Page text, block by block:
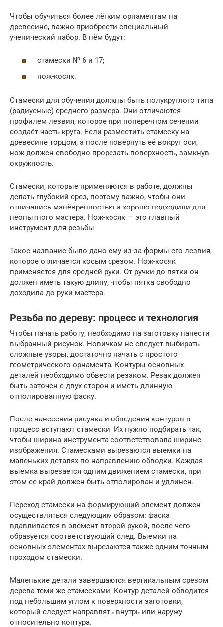
Чтобы обучиться более лёгким орнаментам на
древесине, важно приобрести специальный
ученический набор. В нём будут:
стамески № 6 и 17;
нож-косяк.
Стамески для обучения должны быть полукруглого типа
(радиусные) среднего размера. Они отличаются
профилем лезвия, которое при поперечном сечении
создаёт часть круга. Если разместить стамеску на
древесине торцом, а после повернуть её вокруг оси,
нож должен свободно прорезать поверхность, замкнув
окружность.
Стамески, которые применяются в работе, должны
делать глубокий срез, поэтому важно, чтобы они
отличались манёвренностью и хорошо подходили для
неопытного мастера. Нож-косяк — это главный
инструмент для резьбы
Такое название было дано ему из-за формы его лезвия,
которое отличается косым срезом. Нож-косяк
применяется для средней руки. От ручки до пятки он
должен иметь такую длину, чтобы пятка свободно
доходила до руки мастера.
Резьба по дереву: процесс и технология
Чтобы начать работу, необходимо на заготовку нанести
выбранный рисунок. Новичкам не следует выбирать
сложные узоры, достаточно начать с простого
геометрического орнамента. Контуры основных
деталей необходимо обвести резаком. Резак должен
быть заточен с двух сторон и иметь длинную
отполированную фаску.
После нанесения рисунка и обведения контуров в
процесс вступают стамески. Их нужно подбирать так,
чтобы ширина инструмента соответствовала ширине
изображения. Стамесками вырезаются выемки на
маленьких деталях по направлению обводки. Каждая
выемка вырезается одним движением стамески, при
этом ее край должен быть отполирован и удлинен.
Переход стамески на формирующий элемент должен
осуществляться следующим образом: фаска
вдавливается в элемент второй рукой, после чего
образуется соответствующий след. Выемки на
основных элементах вырезаются также одним точным
проходом стамески.
Маленькие детали завершаются вертикальным срезом
дерева теми же стамесками. Контур деталей обводится
под небольшим углом к поверхности заготовки,
который следует направлять внутрь или наружу
относительно контура.